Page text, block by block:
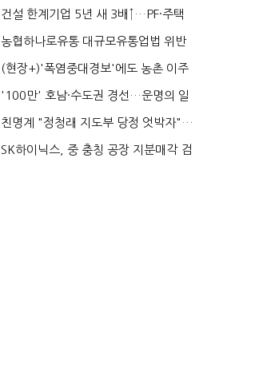
려주는데 우리는 ...
건설 한계기업 5년 새 3배↑…PF·주택
침체에 재무 ...
농협하나로유통 대규모유통업법 위반
적발…공정위, 과...
(현장+)'폭염중대경보'에도 농촌 이주
노동자는 강행군…'야...
'100만' 호남·수도권 경선…운명의 일
주일
친명계 "정청래 지도부 당정 엇박자"…
친청계 "신천지 오...
SK하이닉스, 중 충칭 공장 지분매각 검